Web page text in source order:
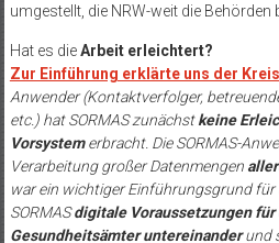
umgestellt, die NRW-weit die Behörden
Hat es dieArbeit erleichtert?
Zur Einführung erklärte uns der
Anwender (Kontaktverfolger,
etc.) hat SORMAS zunächstkeine
Vorsystemerbracht. Die SORMAS-
Verarbeitung großer Datenmengen
war ein wichtiger Einführungsgrund
SORMASdigitale Voraussetzungen für
Gesundheitsämter untereinanderund